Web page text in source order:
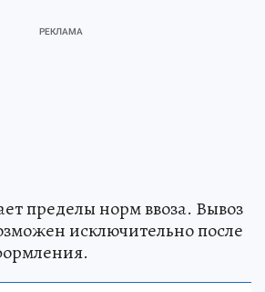
пределы норм ввоза. Вывоз
исключительно после